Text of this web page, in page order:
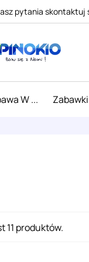
pytania skontaktuj
W ...
11 produktów.